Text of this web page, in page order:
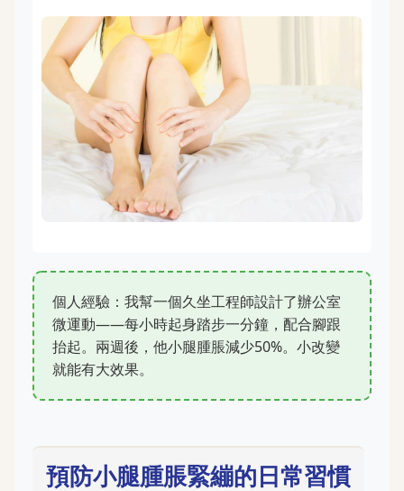
個人經驗：我幫一個久坐工程師設計了辦公室
微運動——每小時起身踏步一分鐘，配合腳跟
抬起。兩週後，他小腿腫脹減少50%。小改變
就能有大效果。
預防小腿腫脹緊繃的日常習慣